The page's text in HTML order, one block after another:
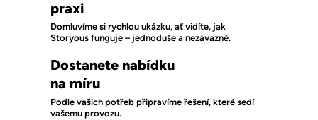
kiosků ale nekončí s letní sezónou.
praxi
Domluvíme si rychlou ukázku, ať vidíte, jak
Storyous funguje – jednoduše a nezávazně.
Dostanete nabídku
na míru
Podle vašich potřeb připravíme řešení, které sedí
vašemu provozu.